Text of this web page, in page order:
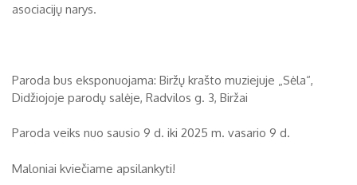
asociacijų narys.
Paroda bus eksponuojama: Biržų krašto muziejuje „Sėla“,
Didžiojoje parodų salėje, Radvilos g. 3, Biržai
Paroda veiks nuo sausio 9 d. iki 2025 m. vasario 9 d.
Maloniai kviečiame apsilankyti!